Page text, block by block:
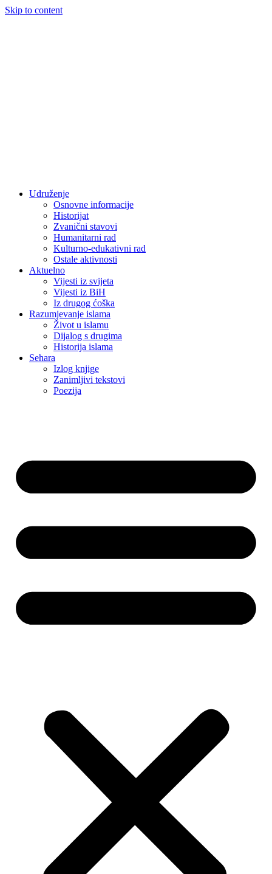
Skip to content
Udruženje
Osnovne informacije
Historijat
Zvanični stavovi
Humanitarni rad
Kulturno-edukativni rad
Ostale aktivnosti
Aktuelno
Vijesti iz svijeta
Vijesti iz BiH
Iz drugog ćoška
Razumjevanje islama
Život u islamu
Dijalog s drugima
Historija islama
Sehara
Izlog knjige
Zanimljivi tekstovi
Poezija